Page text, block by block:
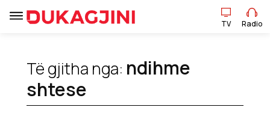
Lajme
TV Radio
Të gjitha nga: ndihme
shtese